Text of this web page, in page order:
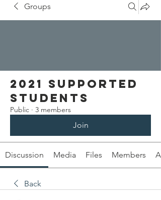
Groups
2021 Supported
Students
Public · 3 members
Join
Discussion Media Files Members
Back